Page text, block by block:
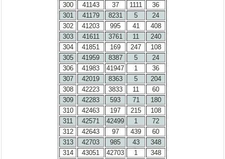
300
41143 37 1111
36
301
41179 8231 5
24
302
41203 995 41
408
303
41611 3761 11
240
304
41851 169 247
108
305
41959 8387 5
24
306
41983 41947 1
36
307
42019 8363 5
204
308
42223 3833 11
60
309
42283 593 71
180
310
42463 197 215
108
311
42571 42499 1
72
312
42643 97 439
60
313
42703 985 43
348
314
43051 42703 1 348